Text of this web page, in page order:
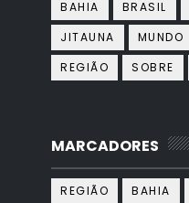
BAHIA BRASIL
JITAUNA
MUNDO
REGIÃO
SOBRE
MARCADORES
REGIÃO BAHIA